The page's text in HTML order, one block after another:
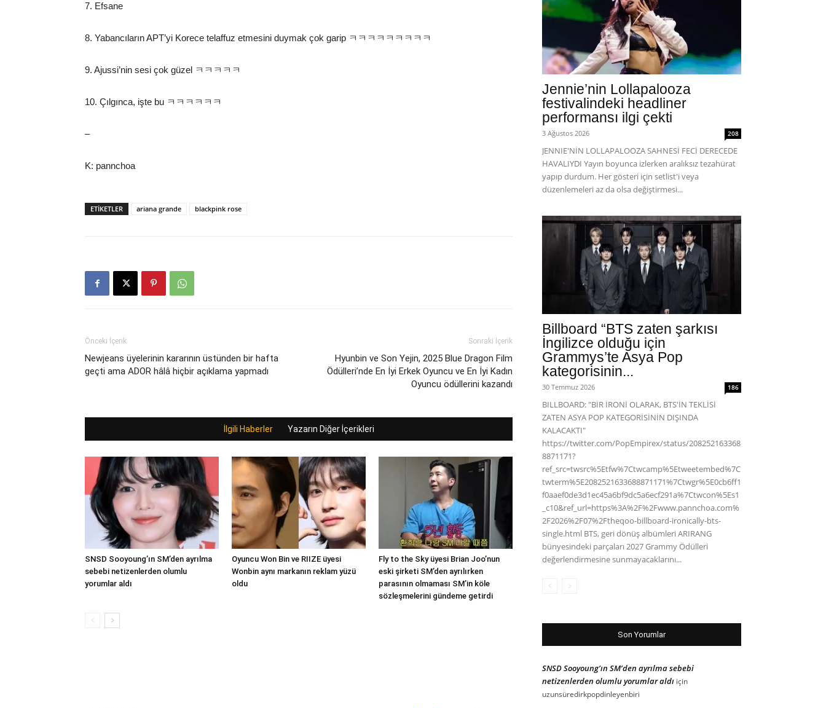
7. Efsane
8. Yabancıların APT’yi Korece telaffuz etmesini duymak çok garip ㅋㅋㅋㅋㅋㅋㅋㅋㅋ
9. Ajussi’nin sesi çok güzel ㅋㅋㅋㅋㅋ
10. Çılgınca, işte bu ㅋㅋㅋㅋㅋㅋ
–
K: pannchoa
ETIKETLER ariana grande blackpink rose
Önceki İçerik
Newjeans üyelerinin kararının üstünden bir hafta
geçti ama ADOR hâlâ hiçbir açıklama yapmadı
Sonraki İçerik
Hyunbin ve Son Yejin, 2025 Blue Dragon Film
Ödülleri’nde En İyi Erkek Oyuncu ve En İyi Kadın
Oyuncu ödüllerini kazandı
İlgili Haberler Yazarın Diğer İçerikleri
SNSD Sooyoung’ın SM’den ayrılma
sebebi netizenlerden olumlu
yorumlar aldı
Oyuncu Won Bin ve RIIZE üyesi
Wonbin aynı markanın reklam yüzü
oldu
Fly to the Sky üyesi Brian Joo’nun
eski şirketi SM’den ayrılırken
parasının olmaması SM’in köle
sözleşmelerini gündeme getirdi
Jennie’nin Lollapalooza
festivalindeki headliner
performansı ilgi çekti
3 Ağustos 2026 208
JENNIE'NİN LOLLAPALOOZA SAHNESİ FECİ DERECEDE
HAVALIYDI Yayın boyunca izlerken aralıksız tezahürat
yapıp durdum. Her gösteri için setlist'i veya
düzenlemeleri az da olsa değiştirmesi...
Billboard “BTS zaten şarkısı
İngilizce olduğu için
Grammys’te Asya Pop
kategorisinin...
30 Temmuz 2026 186
BILLBOARD: "BİR İRONİ OLARAK, BTS'İN TEKLİSİ
ZATEN ASYA POP KATEGORİSİNİN DIŞINDA
KALACAKTI"
https://twitter.com/PopEmpirex/status/208252163368
8871171?
ref_src=twsrc%5Etfw%7Ctwcamp%5Etweetembed%7C
twterm%5E2082521633688871171%7Ctwgr%5E0cb6ff1
f0aaef0de3d1ec45a6bf9dc5a6ecf291a%7Ctwcon%5Es1
_c10&ref_url=https%3A%2F%2Fwww.pannchoa.com%
2F2026%2F07%2Ftheqoo-billboard-ironically-bts-
single.html BTS, geri dönüş albümleri ARIRANG
bünyesindeki parçaları 2027 Grammy Ödülleri
değerlendirmesine sunmayacaklarını...
Son Yorumlar
SNSD Sooyoung’ın SM’den ayrılma sebebi
netizenlerden olumlu yorumlar aldı için
uzunsüredirkpopdinleyenbiri